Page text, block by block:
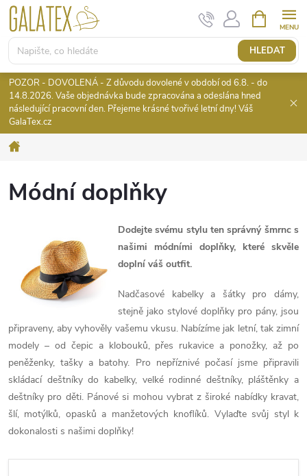
Přejít
obsah
HLEDAT
NÁKUPNÍ
KOŠÍK
POZOR - DOVOLENÁ - Z důvodu dovolené v období od 6.8. - do
14.8.2026. Vaše objednávka bude zpracována a odeslána hned
následující pracovní den. Přejeme krásné tvořivé letní dny! Váš
GalaTex.cz
Módní doplňky
Dodejte svému stylu ten správný šmrnc s
našimi módními doplňky, které skvěle
doplní váš outfit.
Nadčasové kabelky a šátky pro dámy,
stejně jako stylové doplňky pro pány, jsou
připraveny, aby vyhověly vašemu vkusu. Nabízíme jak letní, tak zimní
modely – od čepic a klobouků, přes rukavice a ponožky, až po
peněženky, tašky a batohy. Pro nepříznivé počasí jsme připravili
skládací deštníky do kabelky, velké rodinné deštníky, pláštěnky a
deštníky pro děti. Pánové si mohou vybrat z široké nabídky kravat,
šlí, motýlků, opasků a manžetových knoflíků. Vylaďte svůj styl k
dokonalosti s našimi doplňky!